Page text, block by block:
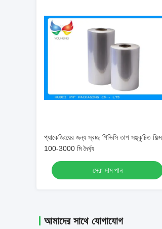
প্যাকেজিংয়ের জন্য স্বচ্ছ পিভিসি তাপ সঙ্কুচিত ফিল্ম
100-3000 মি দৈর্ঘ্য
সেরা দাম পান
আমাদের সাথে যোগাযোগ